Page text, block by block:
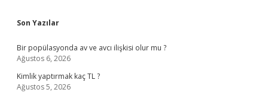
Sidebar
Son Yazılar
Bir popülasyonda av ve avcı ilişkisi olur mu ?
Ağustos 6, 2026
Kimlik yaptırmak kaç TL ?
Ağustos 5, 2026